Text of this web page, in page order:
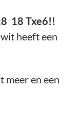
18 Txe6!!
heeft een
en een